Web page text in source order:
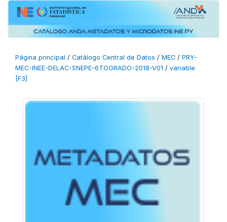
Página principal / Catálogo Central de Datos / MEC / PRY-
MEC-INEE-DELAC-SNEPE-6TOGRADO-2018-V01 / variable
[F3]